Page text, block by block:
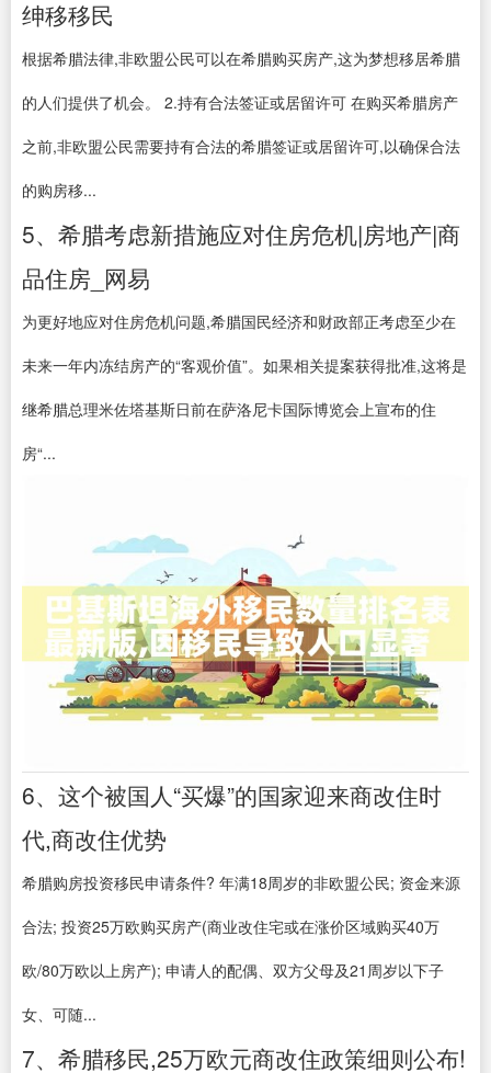
绅移移民
根据希腊法律,非欧盟公民可以在希腊购买房产,这为梦想移居希腊
的人们提供了机会。 2.持有合法签证或居留许可 在购买希腊房产
之前,非欧盟公民需要持有合法的希腊签证或居留许可,以确保合法
的购房移...
5、希腊考虑新措施应对住房危机|房地产|商
品住房_网易
为更好地应对住房危机问题,希腊国民经济和财政部正考虑至少在
未来一年内冻结房产的“客观价值”。如果相关提案获得批准,这将是
继希腊总理米佐塔基斯日前在萨洛尼卡国际博览会上宣布的住
房“...
6、这个被国人“买爆”的国家迎来商改住时
代,商改住优势
希腊购房投资移民申请条件? 年满18周岁的非欧盟公民; 资金来源
合法; 投资25万欧购买房产(商业改住宅或在涨价区域购买40万
欧/80万欧以上房产); 申请人的配偶、双方父母及21周岁以下子
女、可随...
7、希腊移民,25万欧元商改住政策细则公布!